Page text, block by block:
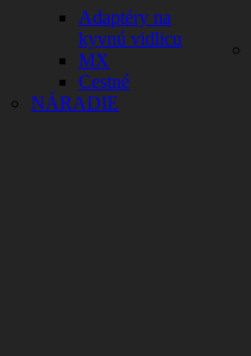
Adaptéry na
kyvnú vidlicu
MX
Cestné
NÁRADIE